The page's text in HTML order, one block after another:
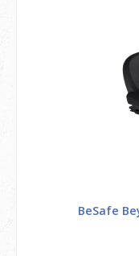
BeSafe